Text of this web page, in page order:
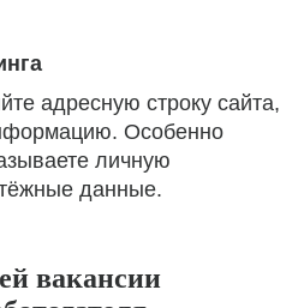
адресную строку сайта,
Особенно
личную
данные.
вакансии